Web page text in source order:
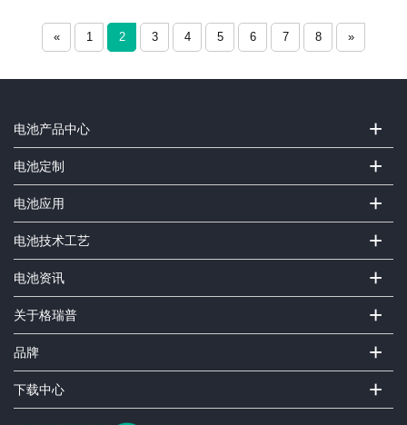
« 1 2 3 4 5 6 7 8 »
电池产品中心 +
电池定制 +
电池应用 +
电池技术工艺 +
电池资讯 +
关于格瑞普 +
品牌 +
下载中心 +